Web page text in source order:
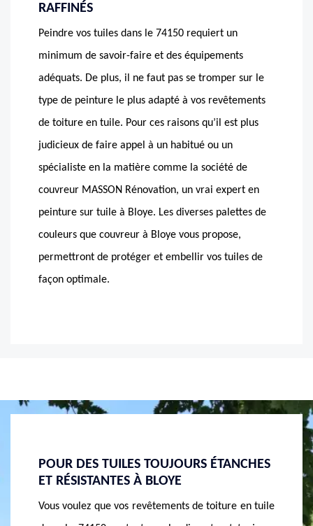
RAFFINÉS
Peindre vos tuiles dans le 74150 requiert un
minimum de savoir-faire et des équipements
adéquats. De plus, il ne faut pas se tromper sur le
type de peinture le plus adapté à vos revêtements
de toiture en tuile. Pour ces raisons qu’il est plus
judicieux de faire appel à un habitué ou un
spécialiste en la matière comme la société de
couvreur MASSON Rénovation, un vrai expert en
peinture sur tuile à Bloye. Les diverses palettes de
couleurs que couvreur à Bloye vous propose,
permettront de protéger et embellir vos tuiles de
façon optimale.
SOCIÉTÉ DE PEINTURE TOITURE 74150
POUR VOUS AIGUILLER
Face à la vaste gamme de peinture existante, vous
La